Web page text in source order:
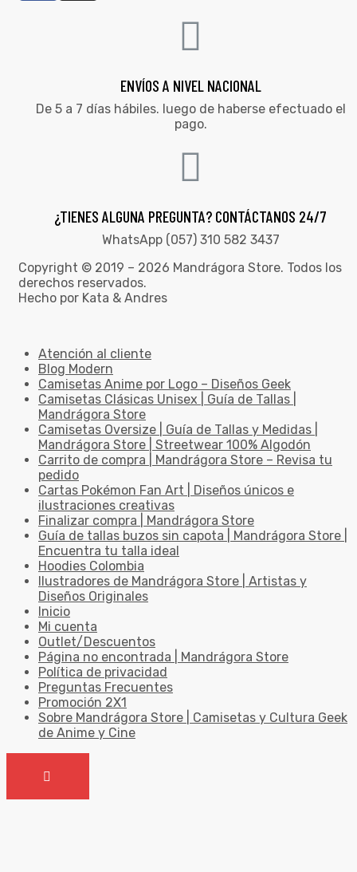
ENVÍOS A NIVEL NACIONAL
De 5 a 7 días hábiles. luego de haberse efectuado el
pago.
¿TIENES ALGUNA PREGUNTA? CONTÁCTANOS 24/7
WhatsApp (057) 310 582 3437
Copyright © 2019 – 2026 Mandrágora Store. Todos los
derechos reservados.
Hecho por Kata & Andres
Atención al cliente
Blog Modern
Camisetas Anime por Logo – Diseños Geek
Camisetas Clásicas Unisex | Guía de Tallas |
Mandrágora Store
Camisetas Oversize | Guía de Tallas y Medidas |
Mandrágora Store | Streetwear 100% Algodón
Carrito de compra | Mandrágora Store – Revisa tu
pedido
Cartas Pokémon Fan Art | Diseños únicos e
ilustraciones creativas
Finalizar compra | Mandrágora Store
Guía de tallas buzos sin capota | Mandrágora Store |
Encuentra tu talla ideal
Hoodies Colombia
Ilustradores de Mandrágora Store | Artistas y
Diseños Originales
Inicio
Mi cuenta
Outlet/Descuentos
Página no encontrada | Mandrágora Store
Política de privacidad
Preguntas Frecuentes
Promoción 2X1
Sobre Mandrágora Store | Camisetas y Cultura Geek
de Anime y Cine